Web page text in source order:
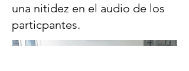
una nitidez en el audio de los
particpantes.